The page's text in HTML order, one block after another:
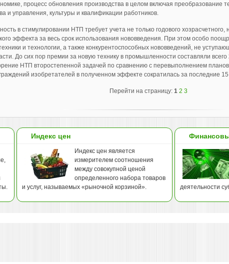
процесс обновления производства в целом включая преобразование
и управления, культуры и квалификации работников.
в стимулировании НТП требует учета не только годового
эффекта за весь срок использования нововведения. При этом особо
и технологии, а также конкурентоспособных нововведений, не
До сих пор премии за новую технику в промышленности составляли
НТП второстепенной задачей по сравнению с перевыполнением
изобретателей в полученном эффекте сократилась за последние
Перейти на страницу: 1 2 3
Индекс цен
Индекс цен является
измерителем соотношения
между совокупной ценой
определенного набора товаров
и услуг, называемых «рыночной корзиной».
деятельности